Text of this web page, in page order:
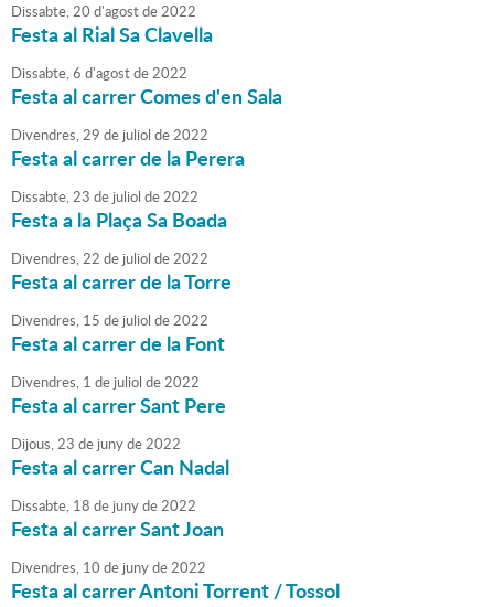
Dissabte,20 d'agostde2022
Festa al Rial Sa Clavella
Dissabte,6 d'agostde2022
Festa al carrer Comes d'en Sala
Divendres,29 de juliol de2022
Festa al carrer de la Perera
Dissabte,23 de juliol de2022
Festa a la Plaça Sa Boada
Divendres,22 de juliol de2022
Festa al carrer de la Torre
Divendres, 15 de juliol de2022
Festa al carrer de la Font
Divendres, 1 de juliol de2022
Festa al carrer Sant Pere
Dijous,23 de junyde2022
Festa al carrer Can Nadal
Dissabte, 18 de junyde2022
Festa al carrer Sant Joan
Divendres, 10 de junyde2022
Festa al carrer Antoni Torrent / Tossol